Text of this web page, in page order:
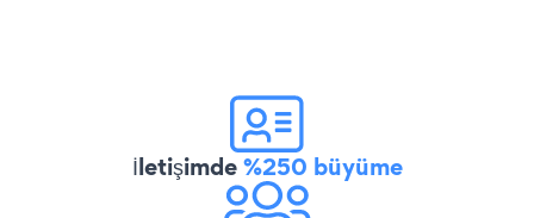
İletişimde%250 büyüme